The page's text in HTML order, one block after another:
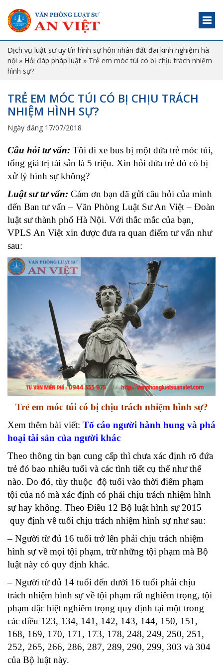
Dịch vụ luật sư uy tín hình sự hôn nhân đất đai kinh nghiệm hà
nội » Hỏi đáp pháp luật » Trẻ em móc túi có bị chịu trách nhiệm
hình sự?
TRẺ EM MÓC TÚI CÓ BỊ CHỊU TRÁCH
NHIỆM HÌNH SỰ?
Ngày đăng 17/07/2018
Câu hỏi tư vấn: Tôi đi xe bus bị một đứa trẻ móc túi,
tổng giá trị tài sản là 5 triệu. Xin hỏi đứa trẻ đó có bị
xử lý hình sự không?
Luật sư tư vấn: Cám ơn bạn đã gửi câu hỏi của mình
đến Ban tư vấn – Văn Phòng Luật Sư An Việt – Đoàn
luật sư thành phố Hà Nội. Với thắc mắc của bạn,
VPLS An Việt xin được đưa ra quan điểm tư vấn như
sau:
Trẻ em móc túi có bị chịu trách nhiệm hình sự?
Xem thêm bài viết: Tố cáo người hành hung và phá
hoại tài sản của người khác
Theo thông tin bạn cung cấp thì chưa xác định rõ đứa
trẻ đó bao nhiêu tuổi và các tình tiết cụ thể như thế
nào. Do đó, tùy thuộc độ tuổi vào thời điểm phạm
tội của nó mà xác định có phải chịu trách nhiệm hình
sự hay không. Theo Điều 12 Bộ luật hình sự 2015
quy định về tuổi chịu trách nhiệm hình sự như sau:
– Người từ đủ 16 tuổi trở lên phải chịu trách nhiệm
hình sự về mọi tội phạm, trừ những tội phạm mà Bộ
luật này có quy định khác.
– Người từ đủ 14 tuổi đến dưới 16 tuổi phải chịu
trách nhiệm hình sự về tội phạm rất nghiêm trọng, tội
phạm đặc biệt nghiêm trọng quy định tại một trong
các điều 123, 134, 141, 142, 143, 144, 150, 151,
168, 169, 170, 171, 173, 178, 248, 249, 250, 251,
252, 265, 266, 286, 287, 289, 290, 299, 303 và 304
của Bộ luật này.